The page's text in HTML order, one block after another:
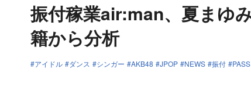
振付稼業air:man、夏まゆ
籍から分析
アイドル ダンス シンガー AKB48 JPOP NEWS 振付